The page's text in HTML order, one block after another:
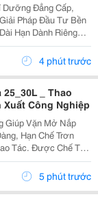
Dưỡng Đẳng Cấp,
Pháp Đầu Tư Bền
Hạn Dành Riêng
Và Vega Alora
Sanhome: Thu
4 phút trước
_ Thao
Xuất Công Nghiệp
Giúp Vặn Mở Nắp
Hạn Chế Trơn
Tác. Được Chế Tạo
Có Độ Bền Cao,
Trong Nhà Máy Và
5 phút trước